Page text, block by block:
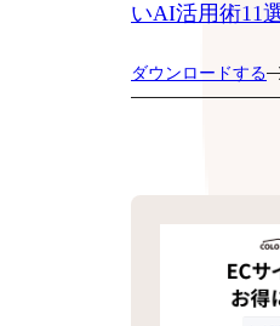
いAI活用術11
ダウンロードする